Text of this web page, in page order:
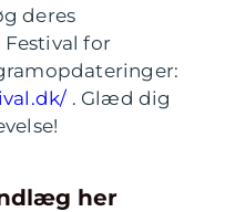
deres
for
. Glæd dig
her